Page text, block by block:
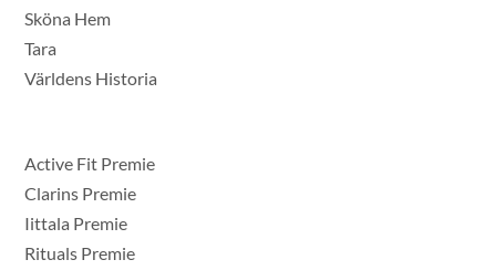
Sköna Hem
Tara
Världens Historia
Active Fit Premie
Clarins Premie
Iittala Premie
Rituals Premie